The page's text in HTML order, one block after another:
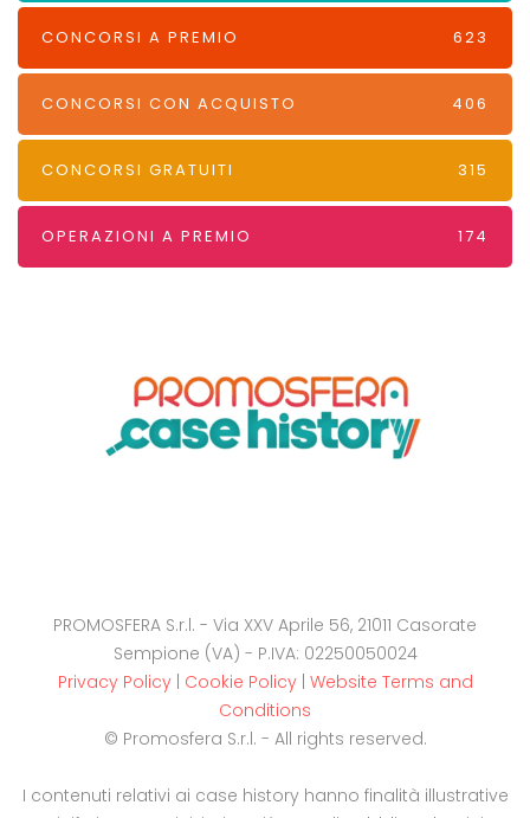
CONCORSI A PREMIO 623
CONCORSI CON ACQUISTO 406
CONCORSI GRATUITI 315
OPERAZIONI A PREMIO 174
PROMOSFERA S.r.l. - Via XXV Aprile 56, 21011 Casorate
Sempione (VA) - P.IVA: 02250050024
Privacy Policy| Cookie Policy| Website Terms and
Conditions
© Promosfera S.r.l. - All rights reserved.
I contenuti relativi ai case history hanno finalità illustrative